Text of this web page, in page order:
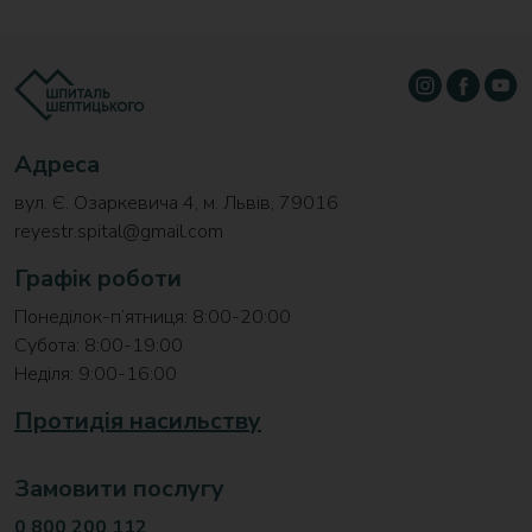
Адреса
вул. Є. Озаркевича 4, м. Львів, 79016
reyestr.spital@gmail.com
Графік роботи
Понеділок-п’ятниця: 8:00-20:00
Субота: 8:00-19:00
Неділя: 9:00-16:00
Протидія насильству
Замовити послугу